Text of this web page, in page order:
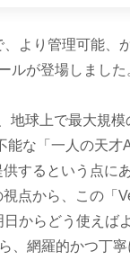
より管理可能、
ルが登場しまし
地球上で最大規
な「一人の天
するという点にあ
点から、この「
からどう使えば
網羅的かつ丁寧